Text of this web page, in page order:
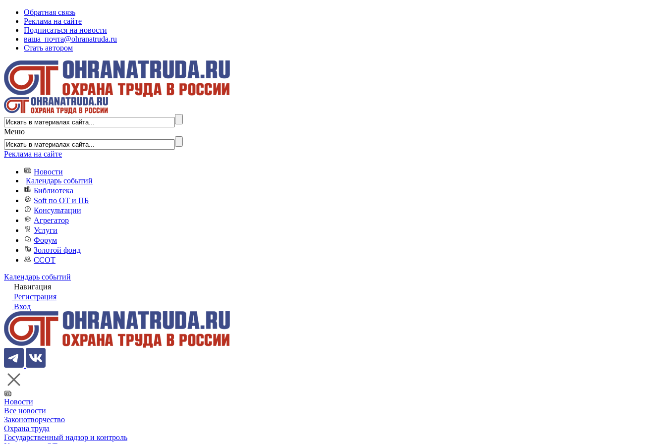
Обратная связь
Реклама на сайте
Подписаться на новости
ваша_почта@ohranatruda.ru
Стать автором
Меню
Реклама на сайте
Новости
Календарь событий
Библиотека
Soft по ОТ и ПБ
Консультации
Агрегатор
Услуги
Форум
Золотой фонд
ССОТ
Календарь событий
Навигация
Регистрация
Вход
Новости
Все новости
Законотворчество
Охрана труда
Государственный надзор и контроль